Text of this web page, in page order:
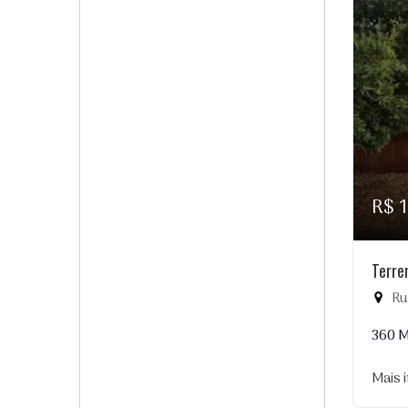
R$
360
Mais